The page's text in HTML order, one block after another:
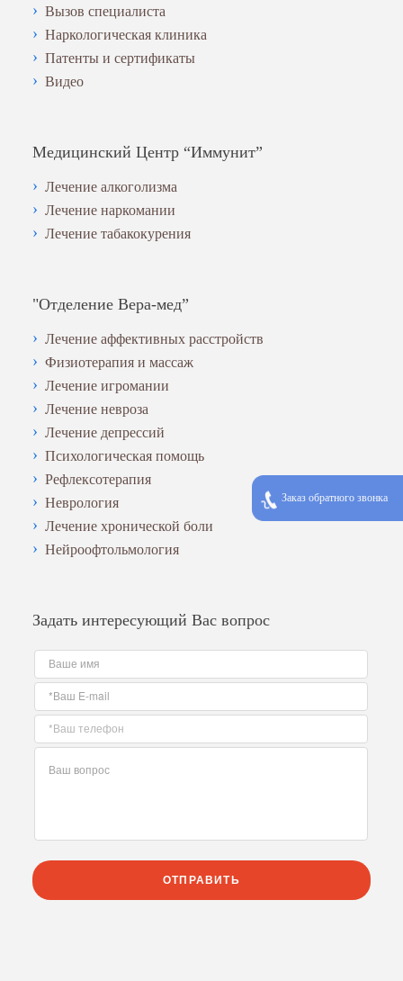
Заказ обратного звонка
Вызов специалиста
Наркологическая клиника
Патенты и сертификаты
Видео
Медицинский Центр “Иммунит”
Лечение алкоголизма
Лечение наркомании
Лечение табакокурения
"Отделение Вера-мед”
Лечение аффективных расстройств
Физиотерапия и массаж
Лечение игромании
Лечение невроза
Лечение депрессий
Психологическая помощь
Рефлексотерапия
Неврология
Лечение хронической боли
Нейроофтольмология
Задать интересующий Вас вопрос